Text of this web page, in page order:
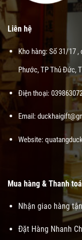
Liên hệ
Kho hàng: Số 31/17 ,
Phước, TP Thủ Đức,
Điện thoại:
Email:
Website:
Mua hàng & Thanh
Nhận giao hàng
Đặt Hàng Nhanh